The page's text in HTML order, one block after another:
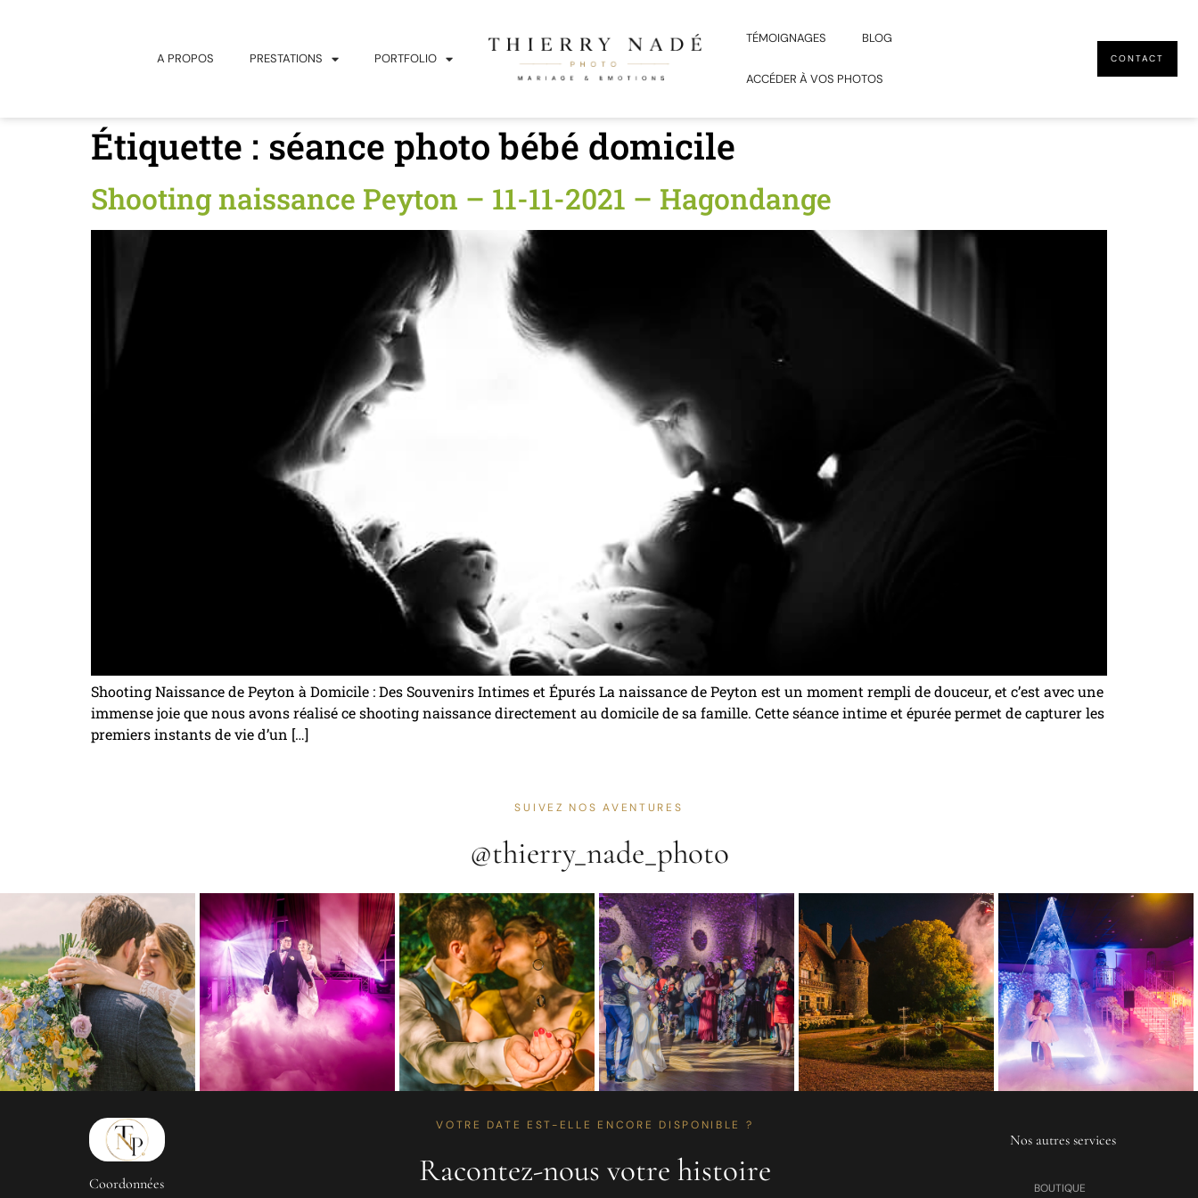
A PROPOS PRESTATIONS PORTFOLIO
TÉMOIGNAGES BLOG
ACCÉDER À VOS PHOTOS
CONTACT
Étiquette : séance photo bébé domicile
Shooting naissance Peyton – 11-11-2021 – Hagondange
Shooting Naissance de Peyton à Domicile : Des Souvenirs Intimes et Épurés La naissance de Peyton est un moment rempli de douceur, et c’est avec une
immense joie que nous avons réalisé ce shooting naissance directement au domicile de sa famille. Cette séance intime et épurée permet de capturer les
premiers instants de vie d’un […]
SUIVEZ NOS AVENTURES
@thierry_nade_photo
Coordonnées
VOTRE DATE EST-ELLE ENCORE DISPONIBLE ?
Racontez-nous votre histoire
Nos autres services
BOUTIQUE